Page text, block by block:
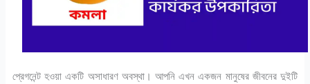
প্রেগনেন্ট হওয়া একটি অসাধারণ অবস্থা। আপনি এখন একজন মানুষের জীবনের দুইটি